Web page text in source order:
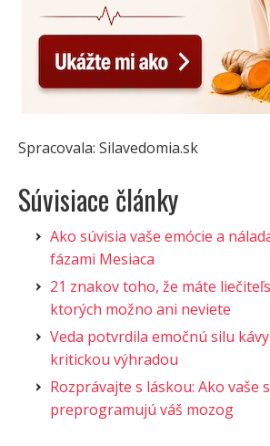
Spracovala: Silavedomia.sk
Súvisiace články
Ako súvisia vaše emócie a
fázami Mesiaca
21 znakov toho, že máte
ktorých možno ani neviete
Veda potvrdila emočnú silu
kritickou výhradou
Rozprávajte s láskou: Ako vaše
preprogramujú váš mozog